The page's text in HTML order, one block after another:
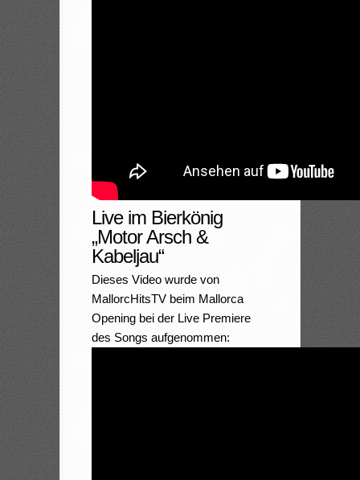
Live im Bierkönig
„Motor Arsch &
Kabeljau“
Dieses Video wurde von
MallorcHitsTV beim Mallorca
Opening bei der Live Premiere
des Songs aufgenommen: